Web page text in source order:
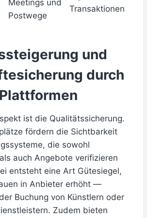
Meetings und
Postwege
Transaktionen
und
durch
ist die Qualitätssicherung.
fördern die Sichtbarkeit
die sowohl
auch Angebote verifizieren
entsteht eine Art Gütesiegel,
in Anbieter erhöht —
Buchung von Künstlern oder
Zudem bieten